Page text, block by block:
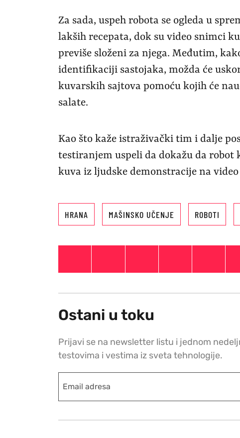
Za sada, uspeh robota se ogleda u
lakših recepata, dok su video snimci
previše složeni za njega. Međutim,
identifikaciji sastojaka, možda će
kuvarskih sajtova pomoću kojih će
salate.
Kao što kaže istraživački tim i dalje
testiranjem uspeli da dokažu da robot
kuva iz ljudske demonstracije na
HRANA MAŠINSKO UČENJE ROBOTI
Ostani u toku
Prijavi se na newsletter listu i jednom
testovima i vestima iz sveta tehnologije.